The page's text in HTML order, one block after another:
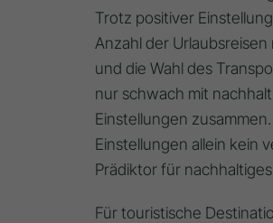
Trotz positiver
Anzahl der
und die Wahl des
nur schwach mit
Einstellungen
Einstellungen allein kein
Prädiktor für
Für touristische